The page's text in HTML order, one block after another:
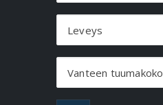
Leveys
Vanteen tuumakoko